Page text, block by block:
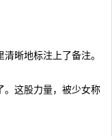
晰地标注上了备注。
这股力量，被少女称